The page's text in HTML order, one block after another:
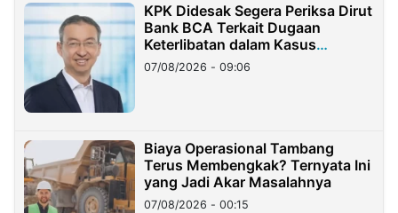
KPK Didesak Segera Periksa Dirut
Bank BCA Terkait Dugaan
Keterlibatan dalam Kasus
Hilangnya Dana Nasabah Rp2,58
Miliar
07/08/2026 - 09:06
Biaya Operasional Tambang
Terus Membengkak? Ternyata Ini
yang Jadi Akar Masalahnya
07/08/2026 - 00:15